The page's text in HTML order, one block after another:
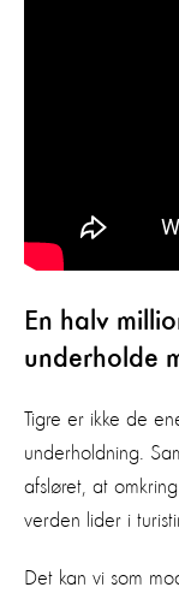
En halv
underholde
Tigre er ikke de
underholdning.
afsløret, at
verden lider i
Det kan vi som